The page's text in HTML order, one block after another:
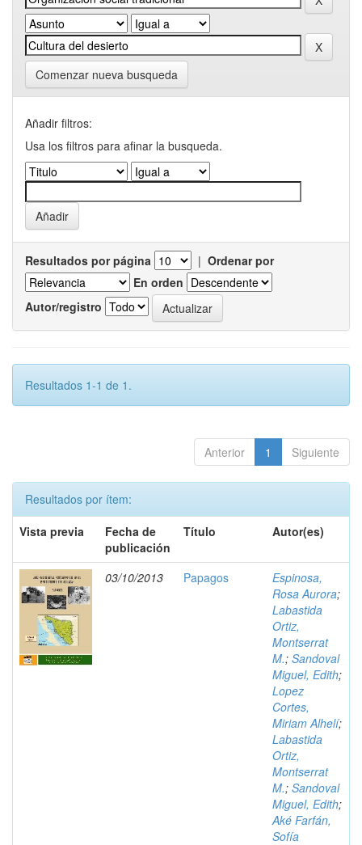
Comenzar nueva busqueda
Añadir filtros:
Usa los filtros para afinar la busqueda.
Resultados por página | Ordenar por
En orden
Autor/registro
Resultados 1-1 de 1.
Anterior 1 Siguiente
Resultados por ítem:
Vista previa
Fecha de
publicación
Título Autor(es)
03/10/2013 Papagos
Espinosa,
Rosa Aurora;
Labastida
Ortiz,
Montserrat
M.; Sandoval
Miguel, Edith;
Lopez
Cortes,
Miriam Alhelí;
Labastida
Ortiz,
Montserrat
M.; Sandoval
Miguel, Edith;
Aké Farfán,
Sofía